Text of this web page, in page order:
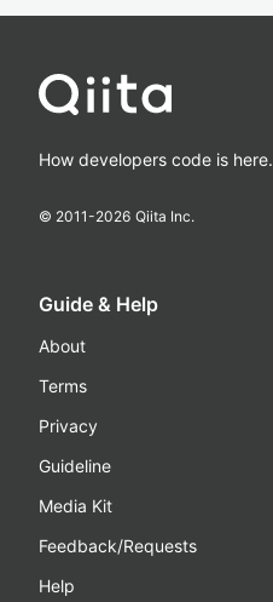
How developers code is here.
© 2011-2026 Qiita Inc.
Guide & Help
About
Terms
Privacy
Guideline
Media Kit
Feedback/Requests
Help